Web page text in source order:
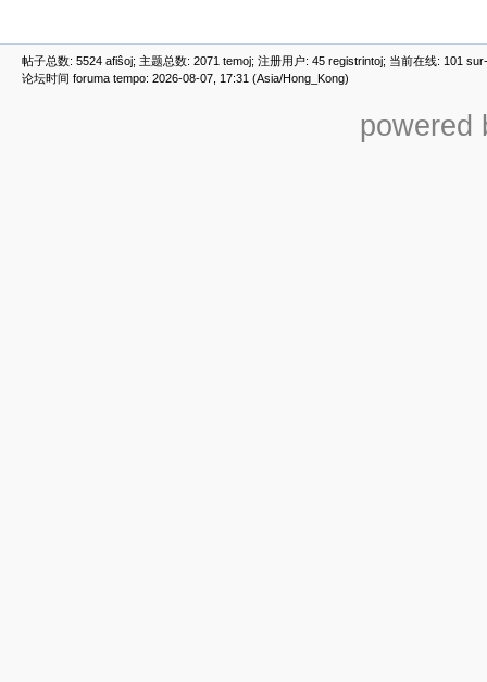
帖子总数: 5524 afiŝoj; 主题总数: 2071 temoj; 注册用户: 45 registrintoj; 当前在线: 101
论坛时间 foruma tempo: 2026-08-07, 17:31 (Asia/Hong_Kong)
powered